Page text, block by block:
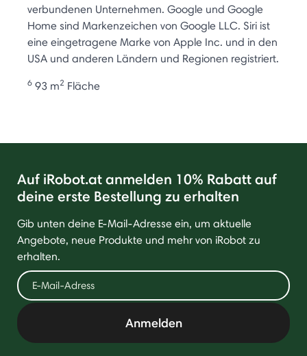
verbundenen Unternehmen. Google und Google
Home sind Markenzeichen von Google LLC. Siri ist
eine eingetragene Marke von Apple Inc. und in den
USA und anderen Ländern und Regionen registriert.
6 93 m2 Fläche
Auf iRobot.at anmelden 10% Rabatt auf
deine erste Bestellung zu erhalten
Gib unten deine E-Mail-Adresse ein, um aktuelle
Angebote, neue Produkte und mehr von iRobot zu
erhalten.
Anmelden